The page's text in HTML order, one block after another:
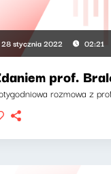
28 stycznia 2022 02:21
prof.
rozmowa z